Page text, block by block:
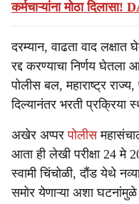
कर्मचाऱ्यांना मोठा दिलासा!
दरम्यान, वाढता वाद लक्षात
रद्द करण्याचा निर्णय घेतला
पोलीस बल, महाराष्ट्र
दिल्यानंतर भरती प्रक्रिया
अखेर अप्परपोलीस
आता ही लेखी परीक्षा 24 मे
स्वामी चिंचोळी, दौंड येथे
समोर येणाऱ्या अशा घटनांमुळे